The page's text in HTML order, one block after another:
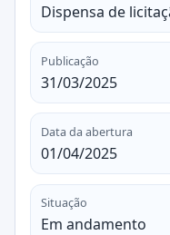
Dispensa de
Publicação
31/03/2025
Data da abertura
01/04/2025
Situação
Em andamento